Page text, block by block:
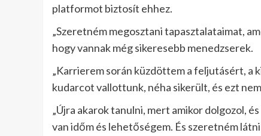
platformot biztosít ehhez.
„Szeretném megosztani tapasztalataimat,
hogy vannak még sikeresebb menedzserek.
„Karrierem során küzdöttem a feljutásért, a
kudarcot vallottunk, néha sikerült, és ezt
„Újra akarok tanulni, mert amikor dolgozol,
van időm és lehetőségem. És szeretném